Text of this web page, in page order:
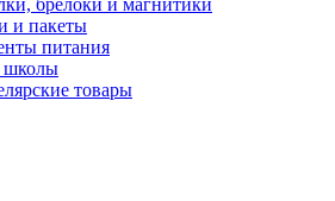
брелоки и магнитики
и пакеты
питания
школы
товары